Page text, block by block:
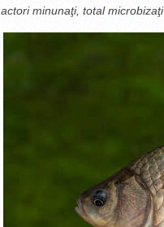
actori minunaţi, total